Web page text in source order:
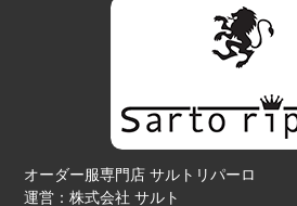
オーダー服専門店 サルトリパーロ
運営：株式会社 サルト